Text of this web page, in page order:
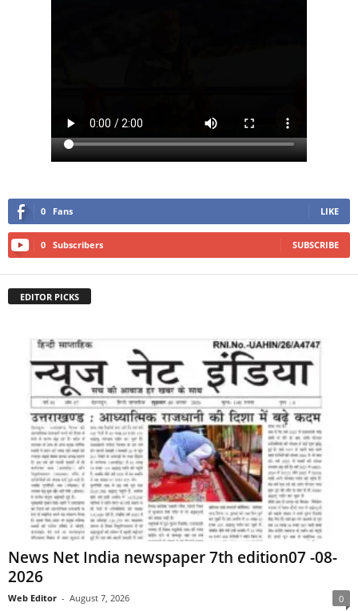
0 Fans LIKE
0 Subscribers SUBSCRIBE
EDITOR PICKS
News Net India newspaper 7th edition07 -08-
2026
Web Editor - August 7, 2026 0